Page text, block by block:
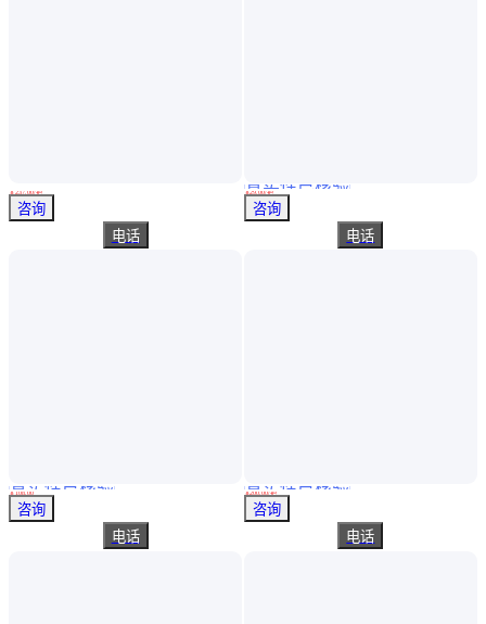
￥ 237.00/把
天津
咨询
电话
LA5821系列防爆控制按钮-防爆控制按钮
真实性已核验
￥ 108.00
浙江温州
咨询
电话
防爆防磁撬棍 撬棒 撬杠 防爆撬棍 铜撬棒 防爆工具铍青铜撬棍
真实性已核验
￥29 .00/把
河北沧州
咨询
电话
吉防JF220铍青铜防爆方锉 200mm防磁无火花 防爆锉锯类工具
真实性已核验
￥200.00/把
河北沧州
咨询
电话